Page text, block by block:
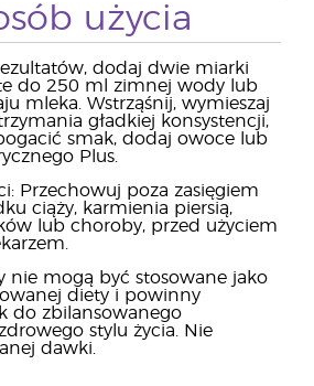
użycia
dodaj dwie miarki
do 250 ml zimnej wody lub
mleka. Wstrząśnij, wymieszaj
gładkiej konsystencji,
smak, dodaj owoce lub
Plus.
Przechowuj poza zasięgiem
ciąży, karmienia piersią,
lub choroby, przed użyciem
nie mogą być stosowane jako
diety i powinny
do zbilansowanego
stylu życia. Nie
dawki.